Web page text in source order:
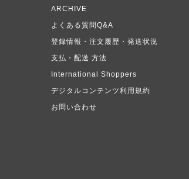
ARCHIVE
よくある質問Q&A
登録情報・注文履歴・発送状況
支払・配送 方法
International Shoppers
デジタルコンテンツ利用規約
お問い合わせ